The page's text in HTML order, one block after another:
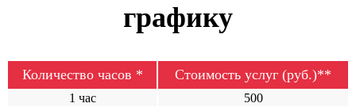
графику
Количество часов * Стоимость услуг (руб.)**
1 час
500